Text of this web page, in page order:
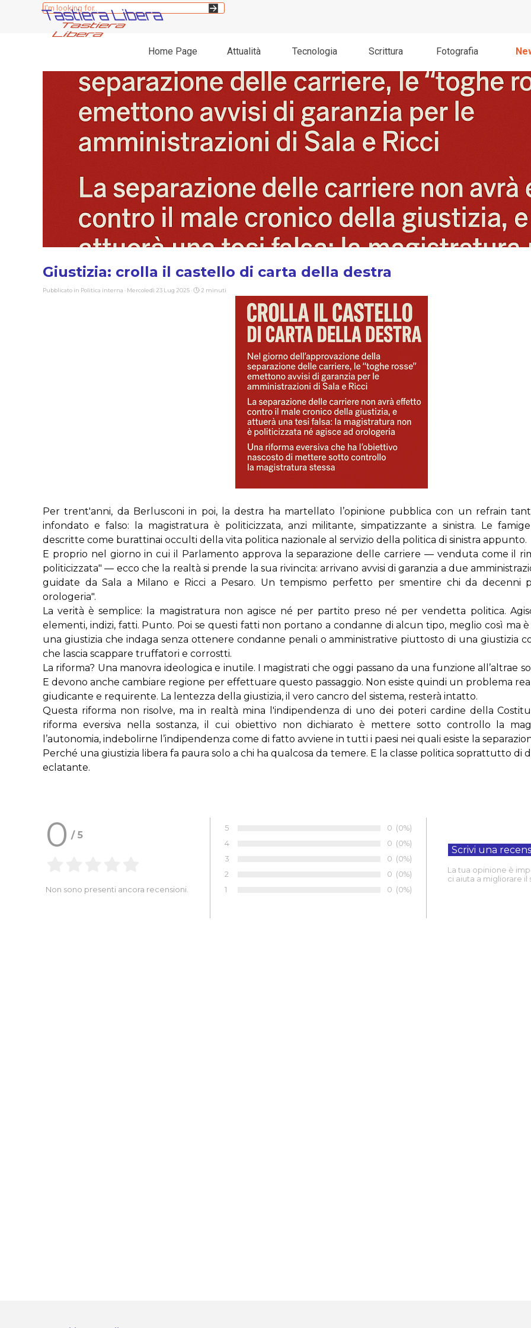
Vai ai contenuti
Tastiera Libera
Home Page
Attualità Tecnologia Scrittura Fotografia
Giustizia: crolla il castello di carta della destra
Pubblicato in Politica interna · Mercoledì 23 Lug 2025 · 2 minuti
Per trent'anni, da Berlusconi in poi, la destra ha martellato l’opinione pubblica con un refrain
infondato e falso: la magistratura è politicizzata, anzi militante, simpatizzante a sinistra. Le
descritte come burattinai occulti della vita politica nazionale al servizio della politica di sinistra appunto.
E proprio nel giorno in cui il Parlamento approva la separazione delle carriere — venduta come il
politicizzata" — ecco che la realtà si prende la sua rivincita: arrivano avvisi di garanzia a due
guidate da Sala a Milano e Ricci a Pesaro. Un tempismo perfetto per smentire chi da decenni
orologeria".
La verità è semplice: la magistratura non agisce né per partito preso né per vendetta politica.
elementi, indizi, fatti. Punto. Poi se questi fatti non portano a condanne di alcun tipo, meglio così ma
una giustizia che indaga senza ottenere condanne penali o amministrative piuttosto di una giustizia
che lascia scappare truffatori e corrostti.
La riforma? Una manovra ideologica e inutile. I magistrati che oggi passano da una funzione all’altrae
E devono anche cambiare regione per effettuare questo passaggio. Non esiste quindi un problema
giudicante e requirente. La lentezza della giustizia, il vero cancro del sistema, resterà intatto.
Questa riforma non risolve, ma in realtà mina l'indipendenza di uno dei poteri cardine della
riforma eversiva nella sostanza, il cui obiettivo non dichiarato è mettere sotto controllo la
l’autonomia, indebolirne l’indipendenza come di fatto avviene in tutti i paesi nei quali esiste la
Perché una giustizia libera fa paura solo a chi ha qualcosa da temere. E la classe politica soprattutto di
eclatante.
0 / 5
Non sono presenti ancora recensioni.
5 Numero di voti:
0 Percentuale di voti:
(0%)
4 Numero di voti:
0 Percentuale di voti:
(0%)
3 Numero di voti:
0 Percentuale di voti:
(0%)
2 Numero di voti:
0 Percentuale di voti:
(0%)
1 Numero di voti:
0 Percentuale di voti:
(0%)
La tua opinione è
ci aiuta a migliorare il